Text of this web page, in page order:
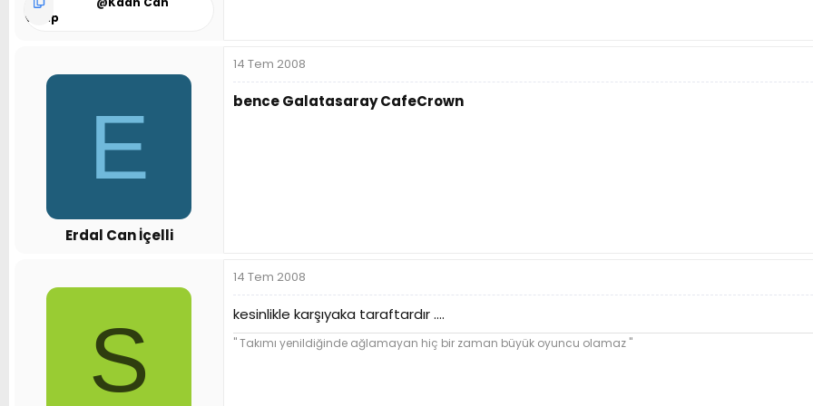
Garip
E
Erdal Can İçelli
14 Tem 2008
bence Galatasaray CafeCrown
S
14 Tem 2008
kesinlikle karşıyaka taraftardır ....
'' Takımı yenildiğinde ağlamayan hiç bir zaman büyük oyuncu olamaz ''